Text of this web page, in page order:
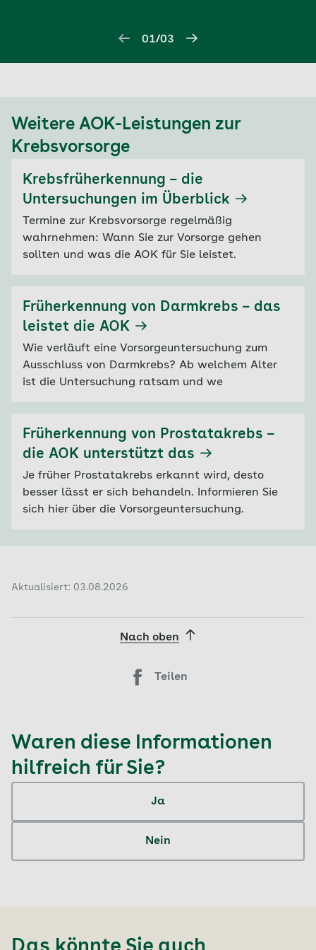
01/03
Weitere AOK-Leistungen zur
Krebsvorsorge
Krebsfrüherkennung – die
Untersuchungen im Überblick
Termine zur Krebsvorsorge regelmäßig
wahrnehmen: Wann Sie zur Vorsorge gehen
sollten und was die AOK für Sie leistet.
Früherkennung von Darmkrebs – das
leistet die AOK
Wie verläuft eine Vorsorgeuntersuchung zum
Ausschluss von Darmkrebs? Ab welchem Alter
ist die Untersuchung ratsam und we
Früherkennung von Prostatakrebs –
die AOK unterstützt das
Je früher Prostatakrebs erkannt wird, desto
besser lässt er sich behandeln. Informieren Sie
sich hier über die Vorsorgeuntersuchung.
Aktualisiert: 03.08.2026
Nach oben
Teilen
Waren diese Informationen
hilfreich für Sie?
Ja
Nein